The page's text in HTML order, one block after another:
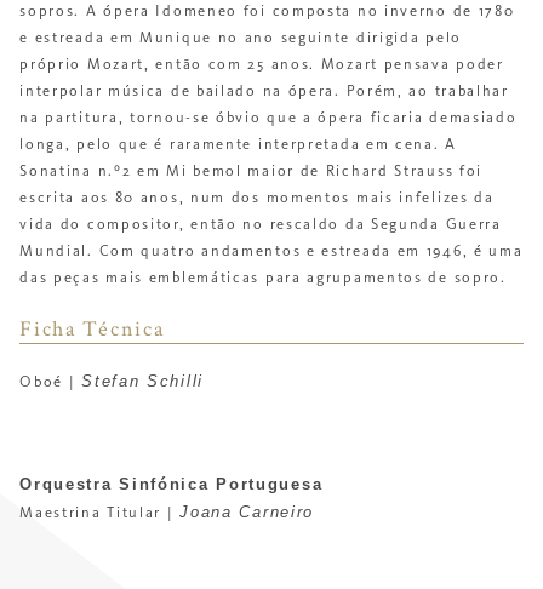
sopros. A ópera Idomeneo foi composta no inverno de 1780
e estreada em Munique no ano seguinte dirigida pelo
próprio Mozart, então com 25 anos. Mozart pensava poder
interpolar música de bailado na ópera. Porém, ao trabalhar
na partitura, tornou-se óbvio que a ópera ficaria demasiado
longa, pelo que é raramente interpretada em cena.A
Sonatina n.º2 em Mi bemol maior de Richard Strauss foi
escrita aos 80 anos, num dos momentos mais infelizes da
vida do compositor, então no rescaldo da Segunda Guerra
Mundial. Com quatro andamentos e estreada em 1946, é uma
das peças mais emblemáticas para agrupamentos de sopro.
Ficha Técnica
Oboé |Stefan Schilli
Orquestra Sinfónica Portuguesa
Maestrina Titular |Joana Carneiro